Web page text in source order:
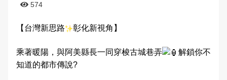
轄區派出所
RSS訊息中心
婦幼宣導
保防宣導
廉政指引
申辦資訊
常見問答
防空疏散避難專區
分局長信箱
問卷調查
警民交流留言板
影音出版品
活動相簿
影音多媒體
相關連結
574
【台灣新思路 彰化新視角】
乘著暖陽，與阿美縣長一同穿梭古城巷弄
解鎖你不
知道的都市傳說?